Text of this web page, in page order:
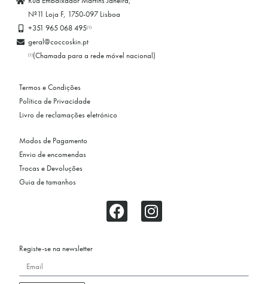
Nº11 Loja F, 1750-097 Lisboa
+351 965 068 495(1)
geral@coccoskin.pt
(1)(Chamada para a rede móvel nacional)
Termos e Condições
Política de Privacidade
Livro de reclamações eletrónico
Modos de Pagamento
Envio de encomendas
Trocas e Devoluções
Guia de tamanhos
Registe-se na newsletter